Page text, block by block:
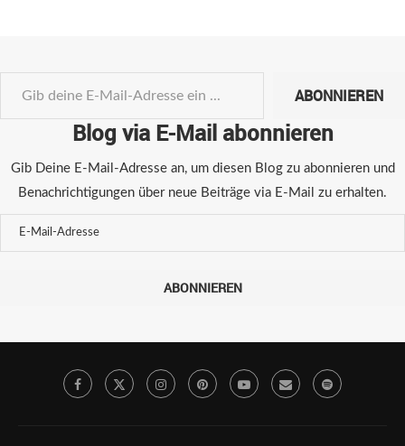
ABONNIEREN
Blog via E-Mail abonnieren
Gib Deine E-Mail-Adresse an, um diesen Blog zu abonnieren und
Benachrichtigungen über neue Beiträge via E-Mail zu erhalten.
ABONNIEREN